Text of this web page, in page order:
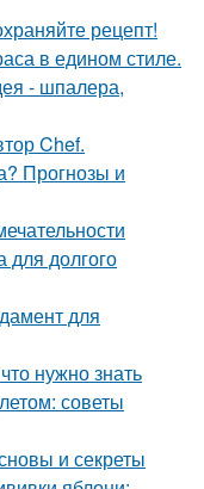
рецепт!
в едином стиле.
- шпалера,
Chef.
Прогнозы и
долгого
для
нужно знать
советы
и секреты